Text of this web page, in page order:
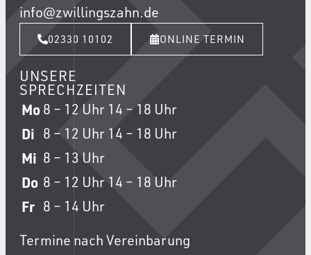
info@zwillingszahn.de
02330 10102 ONLINE TERMIN
UNSERE
SPRECHZEITEN
Mo 8 – 12 Uhr 14 – 18 Uhr
Di 8 – 12 Uhr 14 – 18 Uhr
Mi 8 – 13 Uhr
Do 8 – 12 Uhr 14 – 18 Uhr
Fr 8 – 14 Uhr
Termine nach Vereinbarung